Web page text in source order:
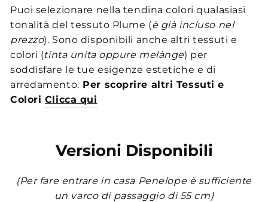
Puoi selezionare nella tendina colori qualasiasi
tonalità del tessuto Plume (è già incluso nel
prezzo). Sono disponibili anche altri tessuti e
colori (tinta unita oppure melànge) per
soddisfare le tue esigenze estetiche e di
arredamento. Per scoprire altri Tessuti e
Colori Clicca qui
Versioni Disponibili
(Per fare entrare in casa Penelope è sufficiente
un varco di passaggio di 55 cm)